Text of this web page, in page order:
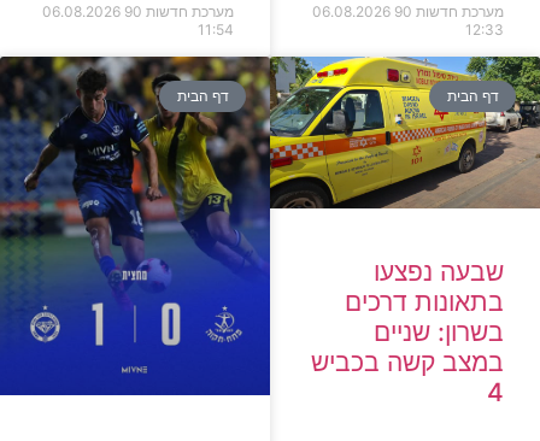
מערכת חדשות 90
06.08.2026
12:33
מערכת חדשות 90
06.08.2026
11:54
דף הבית
שבעה נפצעו
בתאונות דרכים
בשרון: שניים
במצב קשה בכביש
4
דף הבית